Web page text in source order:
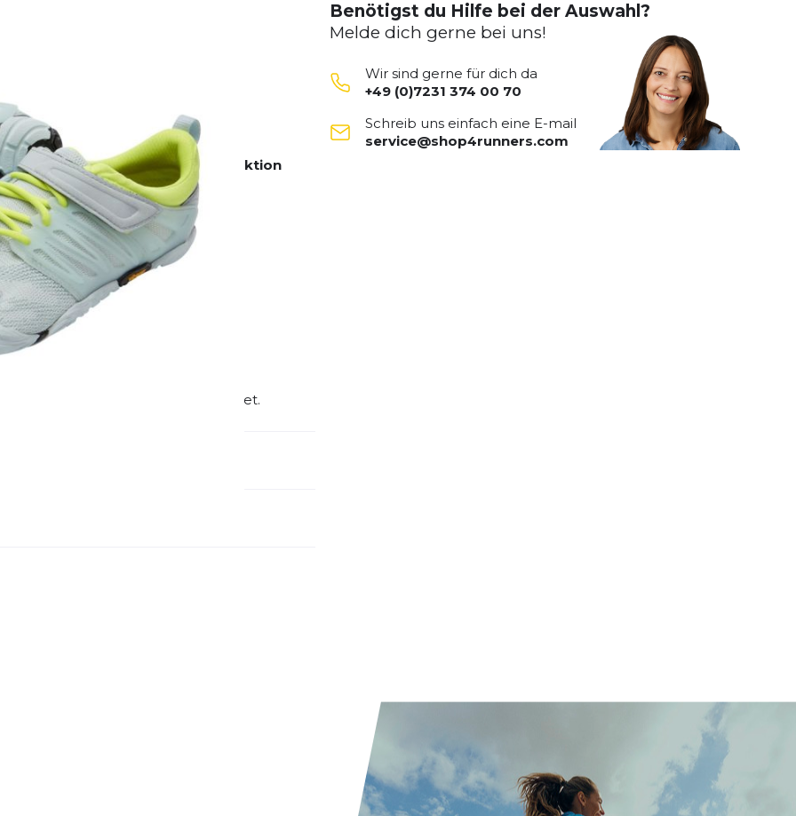
Functional Workouts und
mitStabilität und Funktion
Bewegungen
bist du bestens ausgestattet.
echt eng und sperrig und bei mir hat
gedrückt, das gab sich aber nach
Benötigst du Hilfe bei der Auswahl?
Melde dich gerne bei uns!
Wir sind gerne für dich da
+49 (0)7231 374 00 70
Schreib uns einfach eine E-mail
service@shop4runners.com